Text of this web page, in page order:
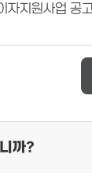
자지원사업 공
까?